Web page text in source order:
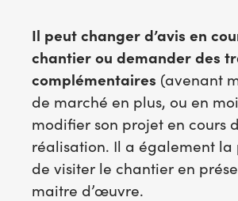
Il peut changer d’avis en
chantier ou demander des
complémentaires (avenant
de marché en plus, ou en
modifier son projet en cours
réalisation. Il a également la
de visiter le chantier en
maitre d’œuvre.